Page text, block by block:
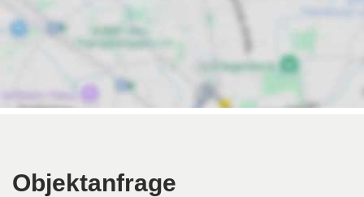
Objektanfrage